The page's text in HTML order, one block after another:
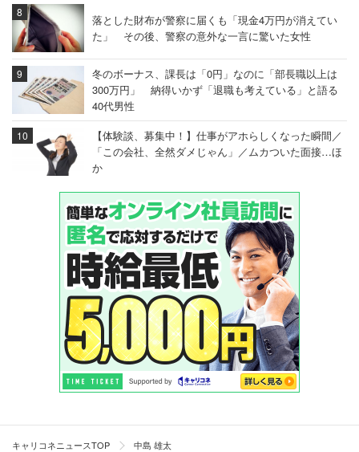
落とした財布が警察に届くも「現金4万円が消えてい
た」 その後、警察の意外な一言に驚いた女性
冬のボーナス、課長は「0円」なのに「部長職以上は
300万円」 納得いかず「退職も考えている」と語る
40代男性
【体験談、募集中！】仕事がアホらしくなった瞬間／
「この会社、全然ダメじゃん」／ムカついた面接…ほ
か
キャリコネニュースTOP 中島 雄太